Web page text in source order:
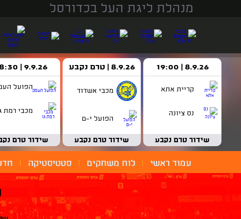
מנהלת ליגת העל בכדורסל
8.9.26 | 19:00
קריית אתא
נס ציונה
שידור טרם נקבע
8.9.26 | טרם נקבע
מכבי אשדוד
הפועל י-ם
שידור טרם נקבע
9.9.26 | 18:30
הפועל
מכבי רמת
שידור טרם
עמוד ראשי לוח משחקים סטטיסטיקה